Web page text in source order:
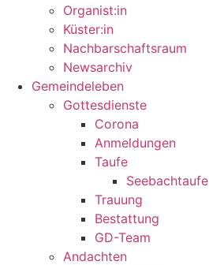
Organist:in
Küster:in
Nachbarschaftsraum
Newsarchiv
Gemeindeleben
Gottesdienste
Corona
Anmeldungen
Taufe
Seebachtaufe
Trauung
Bestattung
GD-Team
Andachten